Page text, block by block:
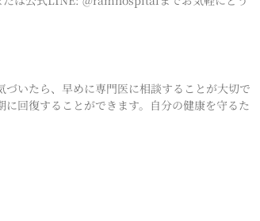
いたら、早めに専門医に相談することが大切で
回復することができます。自分の健康を守るた